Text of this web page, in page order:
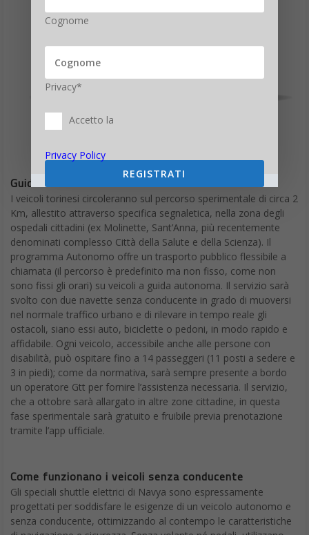
Guida autonoma a Torino
I veicoli torinesi circoleranno sul percorso sperimentale di circa 2
Km, allestito attraverso specifica segnaletica, nella zona degli
ospedali cittadini (ex Molinette, Sant’Anna, più recentemente
denominati complesso Città della Salute e della Scienza). Il
programma Autonomo offre un trasporto pubblico flessibile a
chiamata (il percorso è predefinito ma non fisso, come non
sono fissi gli orari) su veicoli a guida autonoma. Il servizio sarà
svolto con due navette senza conducente in grado di muoversi
nel normale traffico urbano e di rilevare in tempo reale gli
ostacoli, siano essi auto, biciclette o pedoni, in modo rapido e
affidabile. Ogni veicolo, accessibile anche alle persone con
disabilità, può ospitare fino a 14 passeggeri (11 posti a sedere e
3 in piedi); come da normativa, sarà sempre presente a bordo
un operatore Gtt per fornire l’assistenza necessaria. Il servizio,
che a ottobre sarà allargato in altre zone cittadine, in questa
fase sperimentale sarà gratuito e fruibile previa prenotazione
tramite l’app ufficiale.
Come funzionano i veicoli senza conducente
Gli speciali shuttle elettrici di Navya sono espressamente
progettati per soddisfare le esigenze di un veicolo autonomo e
senza conducente, ottimizzando al contempo le caratteristiche
Cognome
Privacy*
Accetto la
Privacy Policy
REGISTRATI